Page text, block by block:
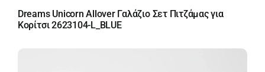
Dreams Unicorn Allover Γαλάζιο Σετ Πιτζάμας για
Κορίτσι 2623104-L_BLUE